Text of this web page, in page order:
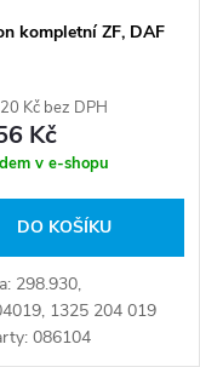
kompletní ZF, DAF
Kč bez DPH
Kč
v e-shopu
DO KOŠÍKU
298.930,
1325 204 019
086104